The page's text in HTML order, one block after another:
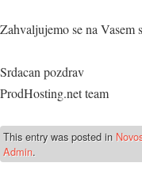
Zahvaljujemo se na Vasem
Srdacan pozdrav
ProdHosting.net team
This entry was posted in
Admin.